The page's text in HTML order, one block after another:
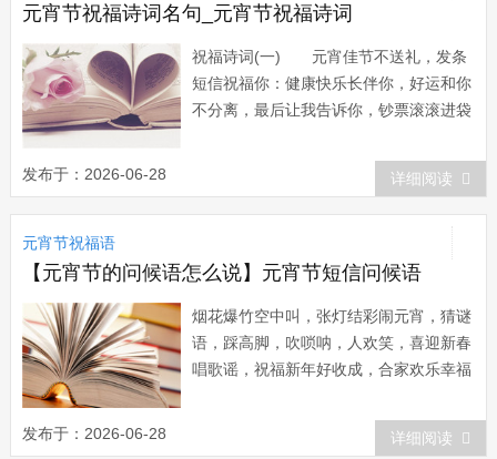
星，双...
元宵节祝福诗词名句_元宵节祝福诗词
祝福诗词(一) 元宵佳节不送礼，发条
短信祝福你：健康快乐长伴你，好运和你
不分离，最后让我告诉你，钞票滚滚进袋
天上月亮圆，地上元宵圆;天上星星亮，
地上灯笼亮;又是一年新春到，又是一年
闹元宵，亲爱的朋友吃好喝好，不要忘记
回我一个微笑! 一份诚挚的祝福，祝
你在元...
发布于：2026-06-28 详细阅读
元宵节祝福语
【元宵节的问候语怎么说】元宵节短信问候语
烟花爆竹空中叫，张灯结彩闹元宵，猜谜
语，踩高脚，吹唢呐，人欢笑，喜迎新春
唱歌谣，祝福新年好收成，合家欢乐幸福
你的祝福吧。 (一) 1、元宵节，
皇帝御赐你汤圆一碗，吃下后：身体康
发布于：2026-06-28 详细阅读